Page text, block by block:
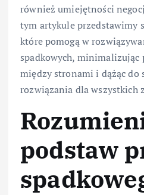
również umiejętności
tym artykule przedstawimy
które pomogą w
spadkowych, minimalizując
między stronami i dążąc do
rozwiązania dla wszystkich
podstaw